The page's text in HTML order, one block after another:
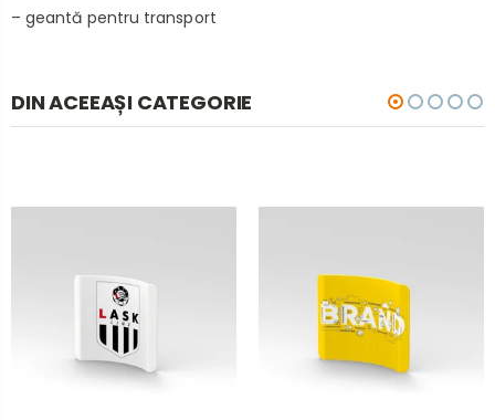
– geantă pentru transport
DIN ACEEAȘI CATEGORIE